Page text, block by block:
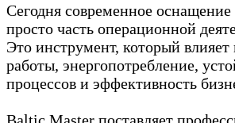
Сегодня современное
просто часть операционной
Это инструмент, который влияет
работы, энергопотребление,
процессов и эффективность
Baltic Master поставляет